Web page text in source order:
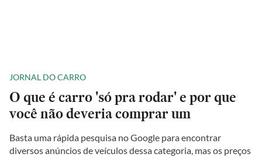
JORNAL DO CARRO
O que é carro 'só pra rodar' e por que
você não deveria comprar um
Basta uma rápida pesquisa no Google para encontrar
diversos anúncios de veículos dessa categoria, mas os preços